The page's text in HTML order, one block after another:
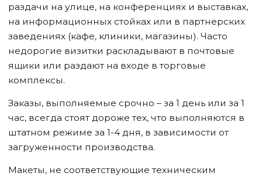
раздачи на улице, на конференциях и выставках,
на информационных стойках или в партнерских
заведениях (кафе, клиники, магазины). Часто
недорогие визитки раскладывают в почтовые
ящики или раздают на входе в торговые
комплексы.
Заказы, выполняемые срочно – за 1 день или за 1
час, всегда стоят дороже тех, что выполняются в
штатном режиме за 1-4 дня, в зависимости от
загруженности производства.
Макеты, не соответствующие техническим